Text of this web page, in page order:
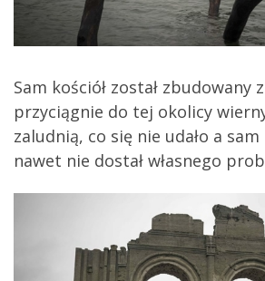
Sam kościół został zbudowany
przyciągnie do tej okolicy
zaludnią, co się nie udało a
nawet nie dostał własnego